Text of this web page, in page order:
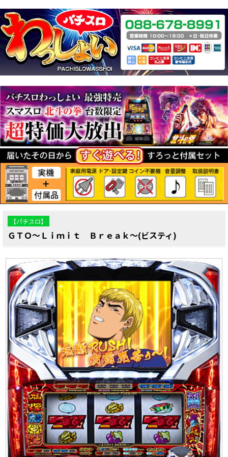
【パチスロ】
ＧＴＯ～Ｌｉｍｉｔ Ｂｒｅａｋ～(ビスティ)